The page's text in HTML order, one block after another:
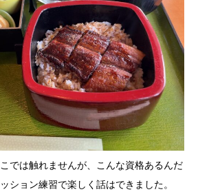
では触れませんが、こんな資格あるんだ
ション練習で楽しく話はできました。